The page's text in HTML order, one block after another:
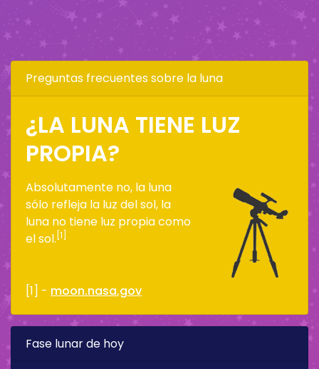
Preguntas frecuentes sobre la luna
¿LA LUNA TIENE LUZ
PROPIA?
Absolutamente no, la luna
sólo refleja la luz del sol, la
luna no tiene luz propia como
el sol. [1]
[1] - moon.nasa.gov
Fase lunar de hoy